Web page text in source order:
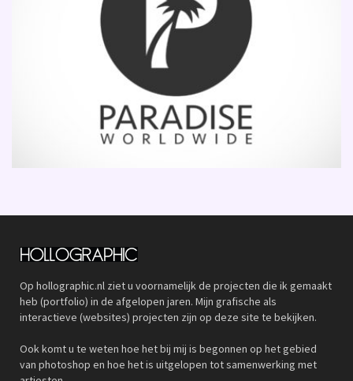
Op hollographic.nl ziet u voornamelijk de projecten die ik gemaakt
heb (portfolio) in de afgelopen jaren. Mijn grafische als
interactieve (websites) projecten zijn op deze site te bekijken.
Ook komt u te weten hoe het bij mij is begonnen op het gebied
van photoshop en hoe het is uitgelopen tot samenwerking met